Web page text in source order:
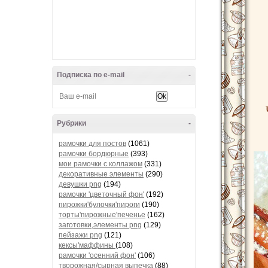
-
Подписка по e-mail
-
Рубрики
рамочки для постов (1061)
рамочки бордюрные (393)
мои рамочки с коллажом (331)
декоративные элементы (290)
девушки png (194)
рамочки 'цветочный фон' (192)
пирожки'булочки'пироги (190)
торты'пирожные'печенье (162)
заготовки,элементы png (129)
пейзажи png (121)
кексы'маффины (108)
рамочки 'осенний фон' (106)
творожная/сырная выпечка (88)